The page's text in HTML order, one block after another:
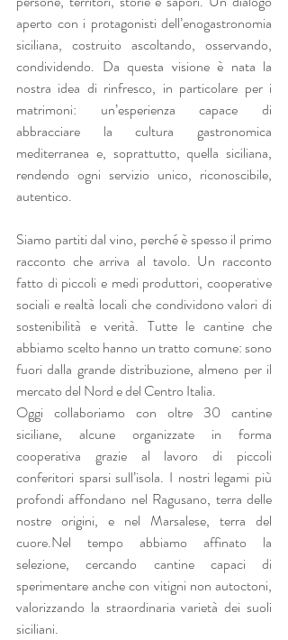
aperto con i protagonisti dell’enogastronomia
siciliana, costruito ascoltando, osservando,
condividendo. Da questa visione è nata la
nostra idea di rinfresco, in particolare per i
matrimoni: un’esperienza capace di
abbracciare la cultura gastronomica
mediterranea e, soprattutto, quella siciliana,
rendendo ogni servizio unico, riconoscibile,
autentico.
Siamo partiti dal vino, perché è spesso il primo
racconto che arriva al tavolo. Un racconto
fatto di piccoli e medi produttori, cooperative
sociali e realtà locali che condividono valori di
sostenibilità e verità. Tutte le cantine che
abbiamo scelto hanno un tratto comune: sono
fuori dalla grande distribuzione, almeno per il
mercato del Nord e del Centro Italia.
Oggi collaboriamo con oltre 30 cantine
siciliane, alcune organizzate in forma
cooperativa grazie al lavoro di piccoli
conferitori sparsi sull’isola. I nostri legami più
profondi affondano nel Ragusano, terra delle
nostre origini, e nel Marsalese, terra del
cuore.Nel tempo abbiamo affinato la
selezione, cercando cantine capaci di
sperimentare anche con vitigni non autoctoni,
valorizzando la straordinaria varietà dei suoli
siciliani.